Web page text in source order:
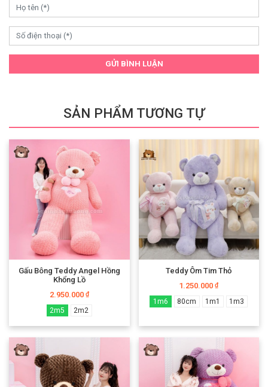
GỬI BÌNH LUẬN
SẢN PHẨM TƯƠNG TỰ
Gấu Bông Teddy Angel Hồng
Khổng Lồ
2.950.000 ₫
2m5 2m2
Teddy Ôm Tim Thỏ
1.250.000₫
1m6 80cm 1m1 1m3